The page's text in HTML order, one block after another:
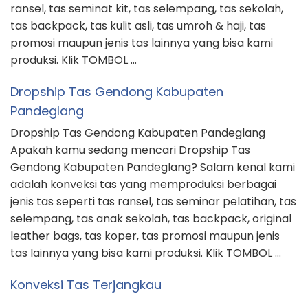
ransel, tas seminat kit, tas selempang, tas sekolah,
tas backpack, tas kulit asli, tas umroh & haji, tas
promosi maupun jenis tas lainnya yang bisa kami
produksi. Klik TOMBOL …
Dropship Tas Gendong Kabupaten
Pandeglang
Dropship Tas Gendong Kabupaten Pandeglang
Apakah kamu sedang mencari Dropship Tas
Gendong Kabupaten Pandeglang? Salam kenal kami
adalah konveksi tas yang memproduksi berbagai
jenis tas seperti tas ransel, tas seminar pelatihan, tas
selempang, tas anak sekolah, tas backpack, original
leather bags, tas koper, tas promosi maupun jenis
tas lainnya yang bisa kami produksi. Klik TOMBOL …
Konveksi Tas Terjangkau